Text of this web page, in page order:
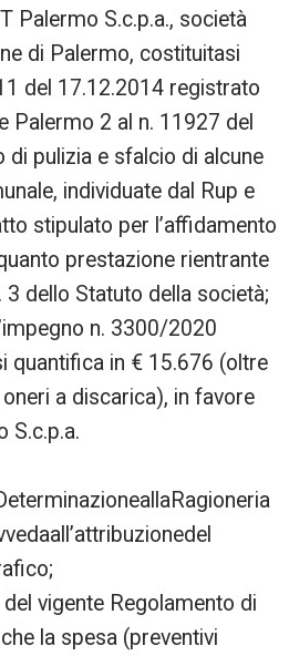
Palermo S.c.p.a., società
di Palermo, costituitasi
del 17.12.2014 registrato
Palermo 2 al n. 11927 del
di pulizia e sfalcio di alcune
individuate dal Rup e
stipulato per l’affidamento
prestazione rientrante
3 dello Statuto della società;
n. 3300/2020
quantifica in € 15.676 (oltre
a discarica), in favore
S.c.p.a.
vigente Regolamento di
la spesa (preventivi